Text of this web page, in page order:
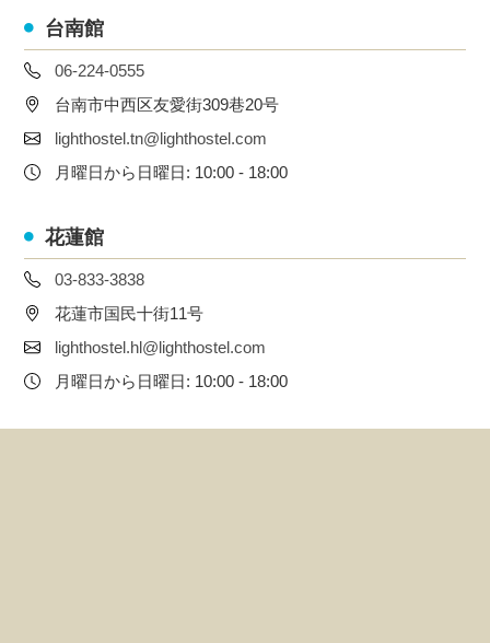
台南館
06-224-0555
台南市中西区友愛街309巷20号
lighthostel.tn@lighthostel.com
月曜日から日曜日: 10:00 - 18:00
花蓮館
03-833-3838
花蓮市国民十街11号
lighthostel.hl@lighthostel.com
月曜日から日曜日: 10:00 - 18:00